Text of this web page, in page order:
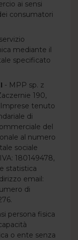
ai sensi
consumatori
mediante il
specificato
- MPP sp. z
190,
tenuto
di
del
al numero
sociale
180149478,
statistica
email:
di
persona fisica
o ente senza